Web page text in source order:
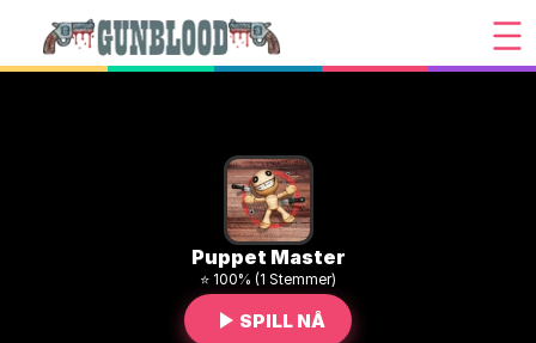
Puppet Master
⭐ 100% (1 Stemmer)
SPILL NÅ